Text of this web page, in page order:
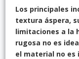
Los principales
textura áspera,
limitaciones a la
rugosa no es
el material no es